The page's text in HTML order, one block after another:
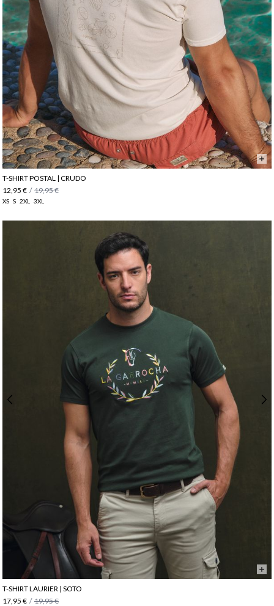
T-SHIRT POSTAL | CRUDO
12,95 € / 19,95 €
XS S 2XL 3XL
T-SHIRT LAURIER | SOTO
17,95 € / 19,95 €